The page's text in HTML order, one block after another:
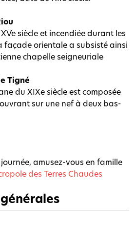
siècle et incendiée durant les
façade orientale a subsisté ainsi
chapelle seigneuriale
Tigné
du XIXe siècle est composée
sur une nef à deux bas-
amusez-vous en famille
des Terres Chaudes